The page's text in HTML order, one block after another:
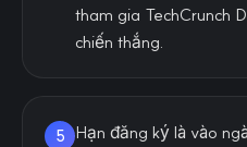
tham gia TechCrunch
chiến thắng.
5
Hạn đăng ký là vào